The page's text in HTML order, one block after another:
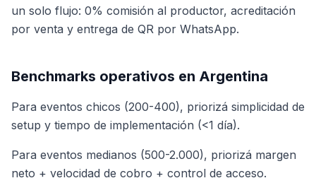
un solo flujo: 0% comisión al productor, acreditación
por venta y entrega de QR por WhatsApp.
Benchmarks operativos en Argentina
Para eventos chicos (200-400), priorizá simplicidad de
setup y tiempo de implementación (<1 día).
Para eventos medianos (500-2.000), priorizá margen
neto + velocidad de cobro + control de acceso.